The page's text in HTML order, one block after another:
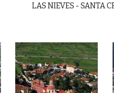
LAS NIEVES - SANTA